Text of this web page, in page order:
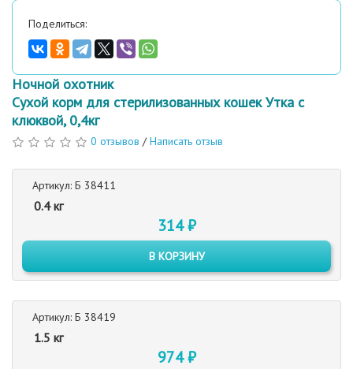
Поделиться:
Ночной охотник
Сухой корм для стерилизованных кошек Утка с
клюквой, 0,4кг
0 отзывов /Написать отзыв
Артикул: Б 38411
0.4 кг
314 ₽
В КОРЗИНУ
Артикул: Б 38419
1.5 кг
974 ₽